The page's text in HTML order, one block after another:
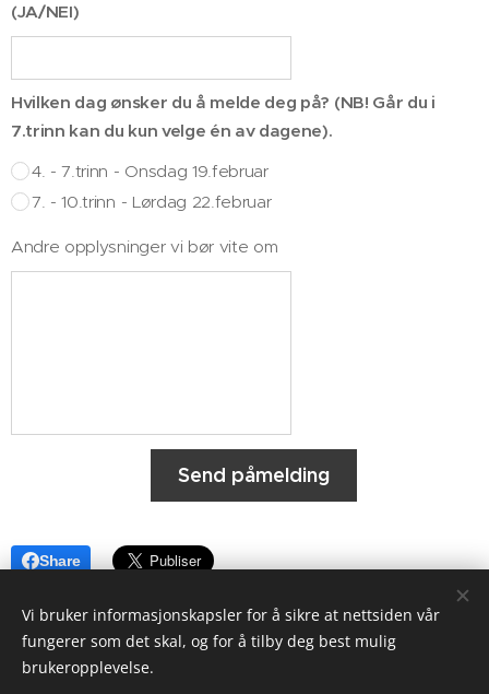
(JA/NEI)
Hvilken dag ønsker du å melde deg på? (NB! Går du i
7.trinn kan du kun velge én av dagene).
4. - 7.trinn - Onsdag 19.februar
7. - 10.trinn - Lørdag 22.februar
Andre opplysninger vi bør vite om
Send påmelding
Share
Vi bruker informasjonskapsler for å sikre at nettsiden vår
fungerer som det skal, og for å tilby deg best mulig
brukeropplevelse.